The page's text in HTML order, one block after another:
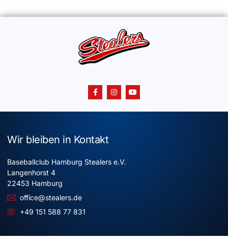
Wir bleiben in Kontakt
Baseballclub Hamburg Stealers e.V.
Langenhorst 4
22453 Hamburg
office@stealers.de
+49 151 588 77 831